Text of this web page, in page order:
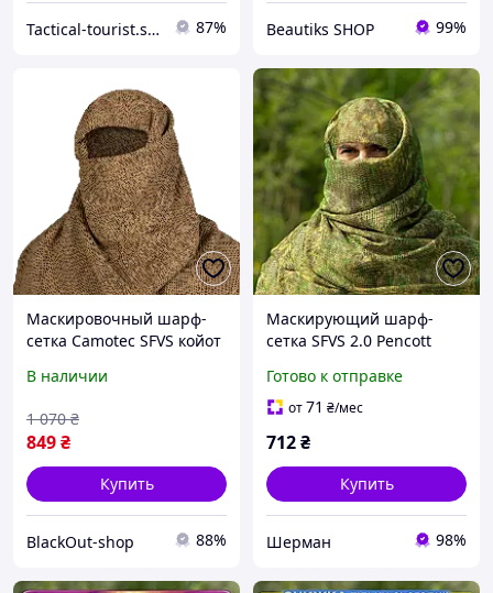
Tactical-tourist.shop 87% Beautiks SHOP 99%
Маскировочный шарф-
сетка Camotec SFVS койот
В наличии
849₴
1 070 ₴
Купить
BlackOut-shop 88%
Маскирующий шарф-
сетка SFVS 2.0 Pencott
Готово к отправке
от71 ₴/мес
712₴
Купить
Шерман 98%